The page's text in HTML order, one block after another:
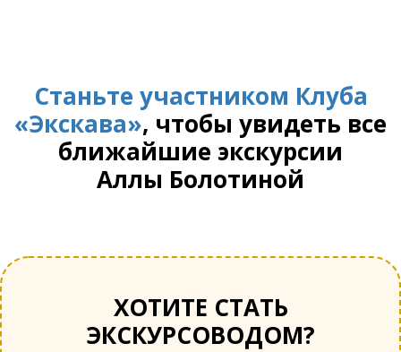
Станьте участником Клуба
«Экскава», чтобы увидеть все
ближайшие экскурсии
Аллы Болотиной
ХОТИТЕ СТАТЬ
ЭКСКУРСОВОДОМ?